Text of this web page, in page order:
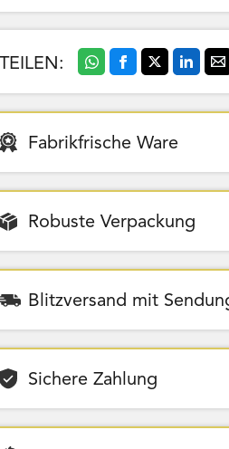
TEILEN:
Fabrikfrische Ware
Robuste Verpackung
Blitzversand mit
Sichere Zahlung